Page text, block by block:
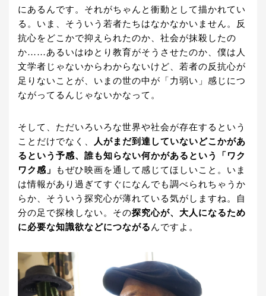
にあるんです。それがちゃんと衝動として描かれてい
る。いま、そういう若者たちはなかなかいません。反
抗心をどこかで抑えられたのか、社会が抹殺したの
か……あるいはゆとり教育がそうさせたのか、僕は人
文学者じゃないからわからないけど、若者の反抗心が
足りないことが、いまの世の中が「力弱い」感じにつ
ながってるんじゃないかなって。
そして、ただいろいろな世界や社会が存在するという
ことだけでなく、
人がまだ到達していないどこかがあ
るという予感、誰も知らない何かがあるという「ワク
ワク感」
もぜひ映画を通して感じてほしいこと。いま
は情報があり過ぎてすぐになんでも調べられちゃうか
らか、そういう探究心が薄れている気がしますね。自
分の足で探検しない。その探究心が、大人になるため
に必要な知識欲などにつながるんですよ。